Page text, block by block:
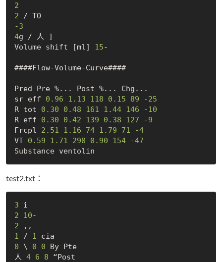
2
2
/ TO
-3
4g / 人 ]
Volume shift [ml] 15-
####Flow-Volume-Curve####
Pred Pre %... Post %... Chg...
sr eff 0.96 1.13 118 0.15 89
-25
R tot 0.30 0.48 161 1.44 146
-10
R eff 0.30 0.42 139 0.38 127
-9
Frcpl 2.51 1.16 74 1.79 71
-4
VT 0.59 1.71 290 0.90 154
-47
test2.txt：
3
2
10
2
1 / 1
0 \ 0 0 By Pte
人 4 6 8